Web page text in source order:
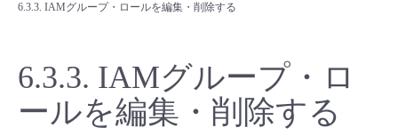
ネットワーク
IoT
クラウド/サーバー
ネットワーク
料金シミュレーター
データ利活用
ご利用開始ガイド
■ 管理機能
6.3.3. IAMグループ・ロールを編集・削除する
6.3.3. IAMグループ・ロ
ールを編集・削除する